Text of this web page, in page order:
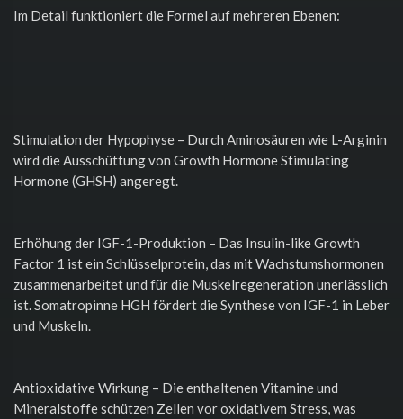
Im Detail funktioniert die Formel auf mehreren Ebenen:
Stimulation der Hypophyse – Durch Aminosäuren wie L-Arginin
wird die Ausschüttung von Growth Hormone Stimulating
Hormone (GHSH) angeregt.
Erhöhung der IGF-1-Produktion – Das Insulin-like Growth
Factor 1 ist ein Schlüsselprotein, das mit Wachstumshormonen
zusammenarbeitet und für die Muskelregeneration unerlässlich
ist. Somatropinne HGH fördert die Synthese von IGF-1 in Leber
und Muskeln.
Antioxidative Wirkung – Die enthaltenen Vitamine und
Mineralstoffe schützen Zellen vor oxidativem Stress, was